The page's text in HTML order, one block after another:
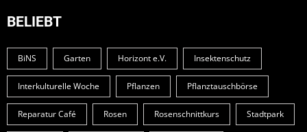
BELIEBT
BiNS Garten Horizont e.V. Insektenschutz
Interkulturelle Woche Pflanzen Pflanztauschbörse
Reparatur Café Rosen Rosenschnittkurs Stadtpark